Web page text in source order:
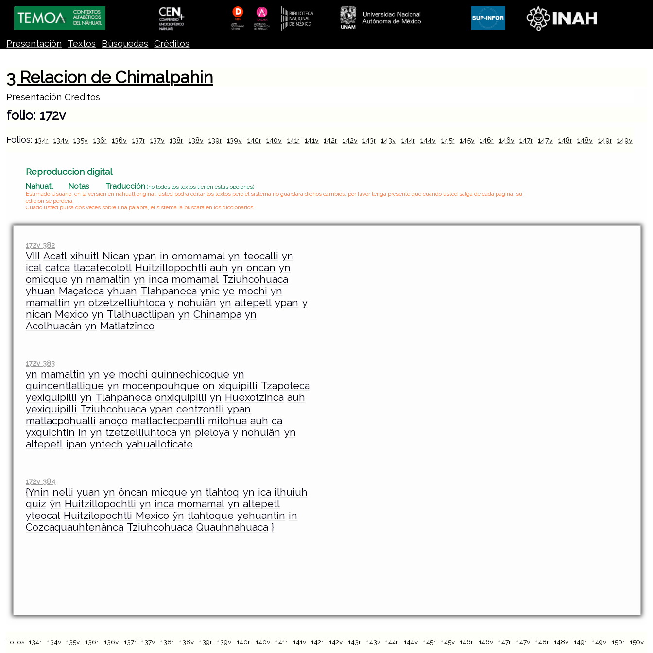
Presentación Textos Búsquedas Créditos
3 Relacion de Chimalpahin
Presentación Creditos
folio: 172v
Folios: 134r 134v 135v 136r 136v 137r 137v 138r 138v 139r 139v 140r 140v 141r 141v 142r 142v 143r 143v 144r 144v 145r 145v 146r 146v 147r 147v 148r 148v 149r 149v
Reproduccion digital
Nahuatl Notas Traducción (no todos los textos tienen estas opciones)
Estimado Usuario, en la versión en nahuatl original, usted podrá editar los textos pero el sistema no guardará dichos cambios, por favor tenga presente que cuando usted salga de cada página, su
edición se perderá.
Cuado usted pulsa dos veces sobre una palabra, el sistema la buscará en los diccionarios.
172v 382
VIII Acatl xihuitl Nican ypan in omomamal yn teocalli yn
ical catca tlacatecolotl Huitzillopochtli auh yn oncan yn
omicque yn mamaltin yn inca momamal Tziuhcohuaca
yhuan Maçateca yhuan Tlahpaneca ynic ye mochi yn
mamaltin yn otzetzelliuhtoca y nohuiân yn altepetl ypan y
nican Mexico yn Tlalhuactlipan yn Chinampa yn
Acolhuacân yn Matlatzînco
172v 383
yn mamaltin yn ye mochi quinnechicoque yn
quincentlallique yn mocenpouhque on xiquipilli Tzapoteca
yexiquipilli yn Tlahpaneca onxiquipilli yn Huexotzinca auh
yexiquipilli Tziuhcohuaca ypan centzontli ypan
matlacpohualli anoço matlactecpantli mitohua auh ca
yxquichtin in yn tzetzelliuhtoca yn pieloya y nohuiân yn
altepetl ipan yntech yahualloticate
172v 384
{Ynin nelli yuan yn ôncan micque yn tlahtoq yn ica ilhuiuh
quiz ÿn Huitzillopochtli yn inca momamal yn altepetl
yteocal Huitzilopochtli Mexico ÿn tlahtoque yehuantin in
Cozcaquauhtenânca Tziuhcohuaca Quauhnahuaca }
Folios: 134r 134v 135v 136r 136v 137r 137v 138r 138v 139r 139v 140r 140v 141r 141v 142r 142v 143r 143v 144r 144v 145r 145v 146r 146v 147r 147v 148r 148v 149r 149v 150r 150v